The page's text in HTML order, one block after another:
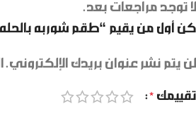
لا توجد مراجعات بعد.
كن أول من يقيم “طقم شوربه
لن يتم نشر عنوان بريدك الإلكتروني.
تقييمك *